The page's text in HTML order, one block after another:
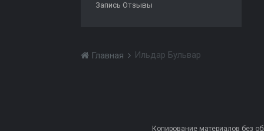
Запись Отзывы
Главная Ильдар Бульвар
Копирование материалов без